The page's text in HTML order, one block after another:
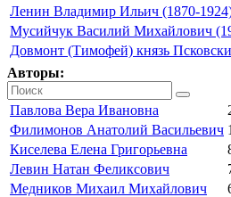
Ленин Владимир Ильич (1870-
Мусийчук Василий Михайлович
Довмонт (Тимофей) князь
Авторы:
Павлова Вера Ивановна
Филимонов Анатолий Васильевич
Киселева Елена Григорьевна
Левин Натан Феликсович
Медников Михаил Михайлович